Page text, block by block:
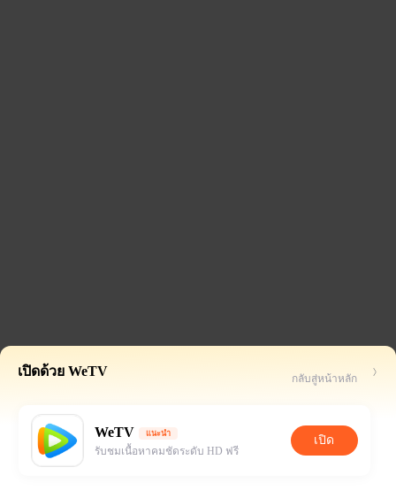
เปิดด้วย WeTV กลับสู่หน้าหลัก
WeTV แนะนำ
รับชมเนื้อหาคมชัดระดับ HD ฟรี
เปิด